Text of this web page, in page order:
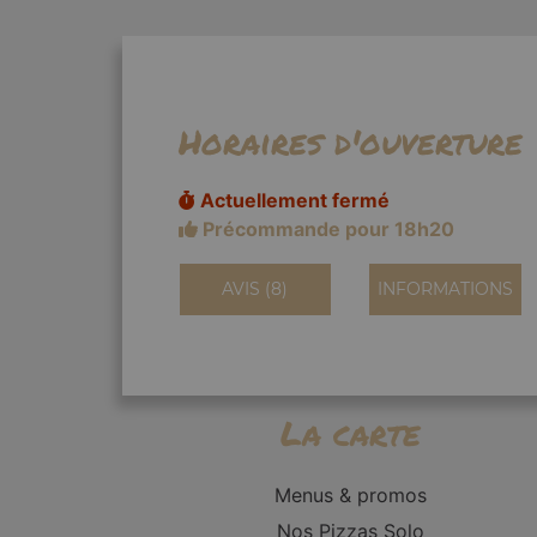
Horaires d'ouverture
Actuellement fermé
Précommande pour 18h20
AVIS (8) INFORMATIONS
La carte
Menus & promos
Nos Pizzas Solo